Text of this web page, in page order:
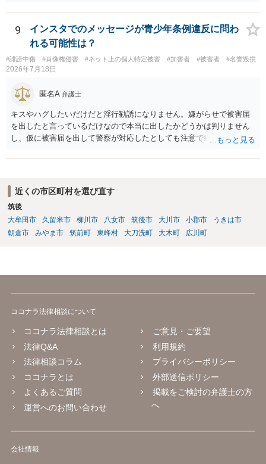
す。
9
インスタでのメッセージが青少年条例違反に問わ
れる可能性は？
#誹謗中傷 #肖像権侵害 #ネット上の個人特定被害 #加害者 #被害者 #名誉毀損
2026年7月18日
匿名A 弁護士
キスやハグしたいだけだと淫行勧誘になりません。嫌がらせで被害届
を出したと言っているだけなので本当に出したかどうかは判りません
し、仮に被害届を出して警察が対応したとしても注意で終わるような
おくように。
近くの市区町村を選び直す
筑後
大牟田市
久留米市 柳川市 八女市 筑後市 大川市 小郡市
うきは市
朝倉市
みやま市 筑前町 東峰村 大刀洗町 大木町 広川町
ココナラ法律相談について
ココナラ法律相談とは
法律Q&A
法律相談コラム
ココナラとは
よくあるご質問
運営へのお問い合わせ
ご意見・ご要望
利用規約
プライバシーポリシー
外部送信ポリシー
掲載をご検討の弁護士の方
へ
会社情報